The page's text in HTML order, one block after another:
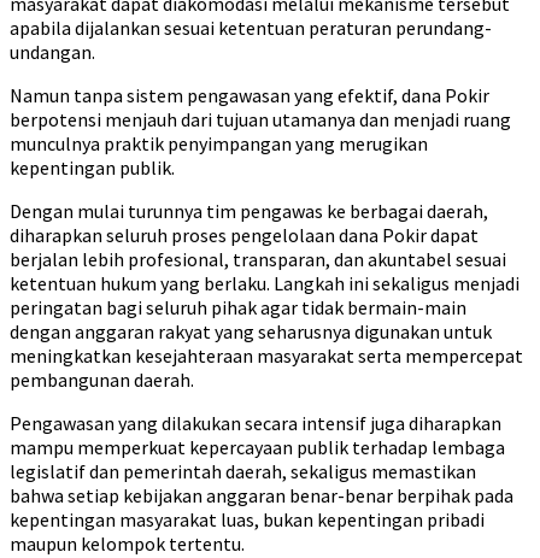
apabila dijalankan sesuai ketentuan peraturan perundang-
undangan.
Namun tanpa sistem pengawasan yang efektif, dana Pokir
berpotensi menjauh dari tujuan utamanya dan menjadi ruang
munculnya praktik penyimpangan yang merugikan
kepentingan publik.
Dengan mulai turunnya tim pengawas ke berbagai daerah,
diharapkan seluruh proses pengelolaan dana Pokir dapat
berjalan lebih profesional, transparan, dan akuntabel sesuai
ketentuan hukum yang berlaku. Langkah ini sekaligus menjadi
peringatan bagi seluruh pihak agar tidak bermain-main
dengan anggaran rakyat yang seharusnya digunakan untuk
meningkatkan kesejahteraan masyarakat serta mempercepat
pembangunan daerah.
Pengawasan yang dilakukan secara intensif juga diharapkan
mampu memperkuat kepercayaan publik terhadap lembaga
legislatif dan pemerintah daerah, sekaligus memastikan
bahwa setiap kebijakan anggaran benar-benar berpihak pada
kepentingan masyarakat luas, bukan kepentingan pribadi
maupun kelompok tertentu.